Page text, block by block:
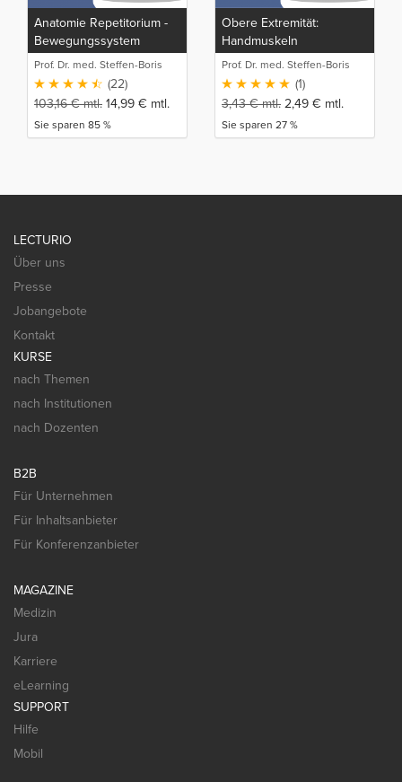
Anatomie Repetitorium -
Bewegungssystem
(Detailwissen)
Prof. Dr. med. Steffen-Boris
Wirth (1)
(22)
103,16€mtl. 14,99 € mtl.
Sie sparen 85 %
Obere Extremität:
Handmuskeln
Prof. Dr. med. Steffen-Boris
Wirth (1)
(1)
3,43€mtl. 2,49 € mtl.
Sie sparen 27 %
LECTURIO
Über uns
Presse
Jobangebote
Kontakt
KURSE
nach Themen
nach Institutionen
nach Dozenten
B2B
Für Unternehmen
Für Inhaltsanbieter
Für Konferenzanbieter
MAGAZINE
Medizin
Jura
Karriere
eLearning
SUPPORT
Hilfe
Mobil